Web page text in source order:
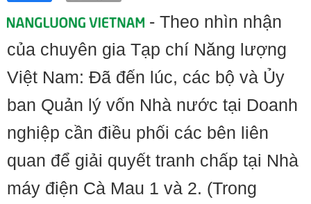
- Theo nhìn nhận
của chuyên gia Tạp chí Năng lượng
Việt Nam: Đã đến lúc, các bộ và Ủy
ban Quản lý vốn Nhà nước tại Doanh
nghiệp cần điều phối các bên liên
quan để giải quyết tranh chấp tại Nhà
máy điện Cà Mau 1 và 2. (Trong